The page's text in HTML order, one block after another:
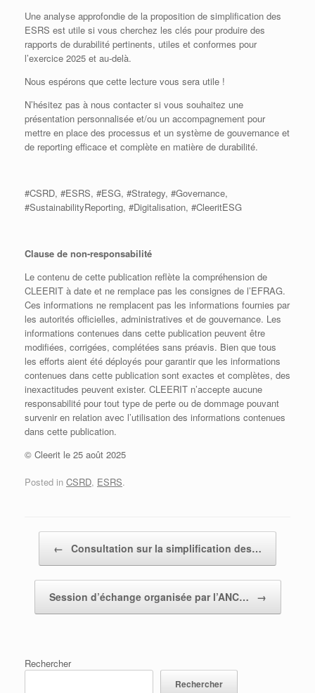
Une analyse approfondie de la proposition de simplification des
ESRS est utile si vous cherchez les clés pour produire des
rapports de durabilité pertinents, utiles et conformes pour
l’exercice 2025 et au-delà.
Nous espérons que cette lecture vous sera utile !
N’hésitez pas à nous contacter si vous souhaitez une
présentation personnalisée et/ou un accompagnement pour
mettre en place des processus et un système de gouvernance et
de reporting efficace et complète en matière de durabilité.
#CSRD, #ESRS, #ESG, #Strategy, #Governance,
#SustainabilityReporting, #Digitalisation, #CleeritESG
Clause de non-responsabilité
Le contenu de cette publication reflète la compréhension de
CLEERIT à date et ne remplace pas les consignes de l’EFRAG.
Ces informations ne remplacent pas les informations fournies par
les autorités officielles, administratives et de gouvernance. Les
informations contenues dans cette publication peuvent être
modifiées, corrigées, complétées sans préavis. Bien que tous
les efforts aient été déployés pour garantir que les informations
contenues dans cette publication sont exactes et complètes, des
inexactitudes peuvent exister. CLEERIT n’accepte aucune
responsabilité pour tout type de perte ou de dommage pouvant
survenir en relation avec l’utilisation des informations contenues
dans cette publication.
© Cleerit le 25 août 2025
Posted in CSRD, ESRS.
← Consultation sur la simplification des…
Session d’échange organisée par l’ANC… →
Rechercher
Rechercher